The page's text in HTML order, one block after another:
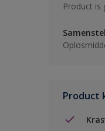
Product is
Product